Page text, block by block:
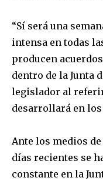
“Sí será una
intensa en todas
producen
dentro de la Junta
legislador al
desarrollará en
Ante los medios
días recientes se
constante en la